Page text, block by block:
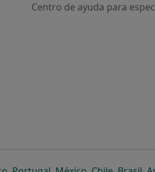
Centro de ayuda para